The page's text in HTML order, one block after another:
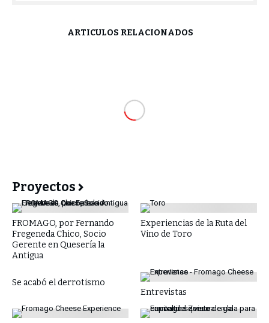
ARTÍCULOS RELACIONADOS
Proyectos
FROMAGO, por Fernando
Fregeneda Chico, Socio
Gerente en Quesería la
Antigua
Experiencias de la Ruta del
Vino de Toro
Se acabó el derrotismo
Entrevistas